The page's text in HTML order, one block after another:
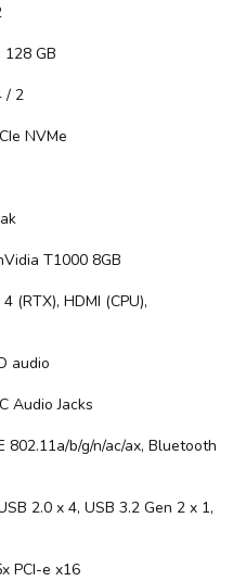
: 128 GB
/ 2
NVMe
T1000 8GB
(RTX), HDMI (CPU),
audio
Audio Jacks
802.11a/b/g/n/ac/ax, Bluetooth
2.0 x 4, USB 3.2 Gen 2 x 1,
PCI-e x16